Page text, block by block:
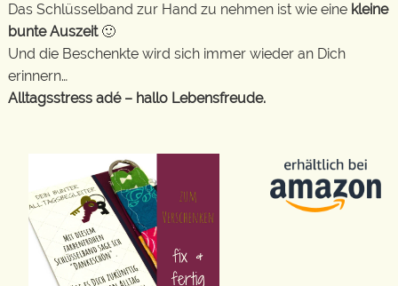
Das Schlüsselband zur Hand zu nehmen ist wie eine kleine
bunte Auszeit🙂
Und die Beschenkte wird sich immer wieder an Dich
erinnern…
Alltagsstress adé – hallo Lebensfreude.